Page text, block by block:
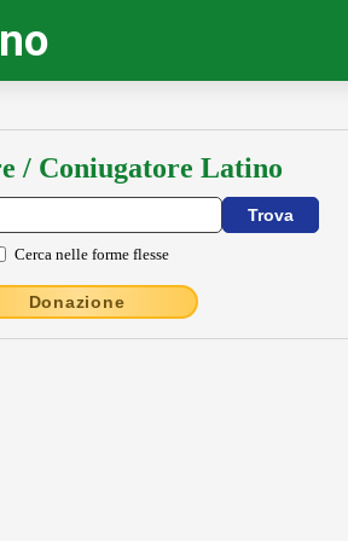
/ Coniugatore Latino
Cerca nelle forme flesse
Donazione